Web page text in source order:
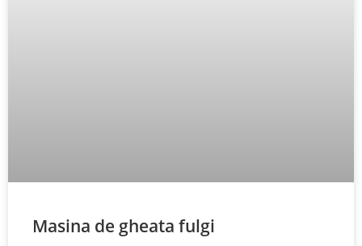
Masina de gheata fulgi